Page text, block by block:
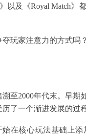
以及《Royal Match》
玩家注意力的方式
至2000年代末。早
了一个渐进发展的过程
始在核心玩法基础上